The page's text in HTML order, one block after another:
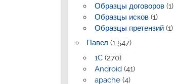
Образцы договоров(1)
Образцы исков(1)
Образцы претензий(1)
Павел (1 547)
1C(270)
Android(41)
apache(4)